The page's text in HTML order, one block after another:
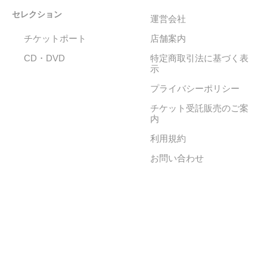
セレクション
チケットポート
CD・DVD
運営会社
店舗案内
特定商取引法に基づく表
示
プライバシーポリシー
チケット受託販売のご案
内
利用規約
お問い合わせ